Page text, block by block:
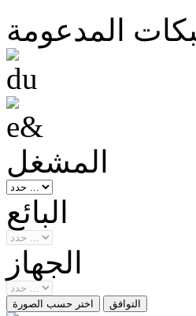
المدعومة
المشغل
البائع
الجهاز